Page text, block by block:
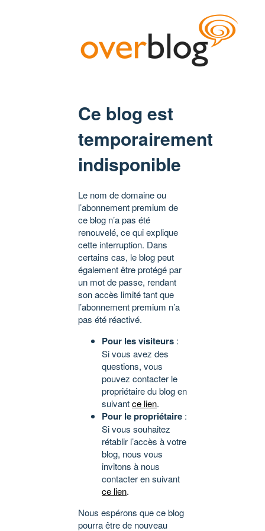
Ce blog est
temporairement
indisponible
Le nom de domaine ou
l’abonnement premium de
ce blog n’a pas été
renouvelé, ce qui explique
cette interruption. Dans
certains cas, le blog peut
également être protégé par
un mot de passe, rendant
son accès limité tant que
l’abonnement premium n’a
pas été réactivé.
Pour les visiteurs :
Si vous avez des
questions, vous
pouvez contacter le
propriétaire du blog en
suivantce lien.
Pour le propriétaire :
Si vous souhaitez
rétablir l’accès à votre
blog, nous vous
invitons à nous
contacter en suivant
ce lien.
Nous espérons que ce blog
pourra être de nouveau